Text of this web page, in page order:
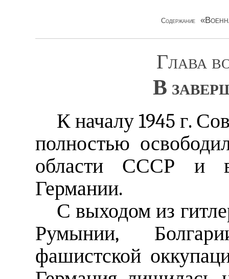
Содержание
Глава
В
К началу 1945 г.
полностью
области СССР и
Германии.
С выходом из
Румынии,
фашистской